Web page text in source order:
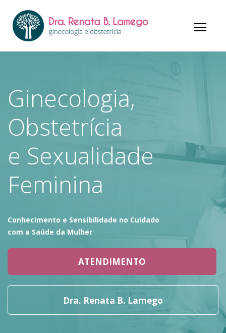
Ginecologia,
Obstetrícia
e Sexualidade
Feminina
Conhecimento e Sensibilidade no Cuidado
com a Saúde da Mulher
ATENDIMENTO
Dra. Renata B. Lamego